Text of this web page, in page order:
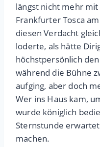
längst nicht mehr
Frankfurter Tosca
diesen Verdacht
loderte, als hätte
höchstpersönlich
während die Bühne
aufging, aber doch
Wer ins Haus kam,
wurde königlich
Sternstunde
machen.